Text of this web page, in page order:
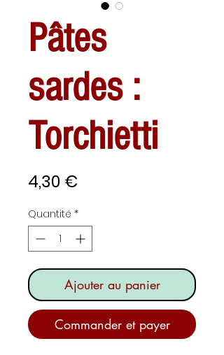
Pâtes
sardes :
Torchietti
4,30 €
Quantité *
Ajouter au panier
Commander et payer